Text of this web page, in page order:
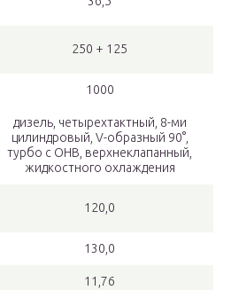
250 + 125
1000
дизель, четырехтактный, 8-ми
цилиндровый, V-образный 90°,
турбо с ОНВ, верхнеклапанный,
жидкостного охлаждения
120,0
130,0
11,76